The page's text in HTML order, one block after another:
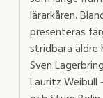
lärarkåren.
presenteras
stridbara äldre
Sven
Lauritz Weibull